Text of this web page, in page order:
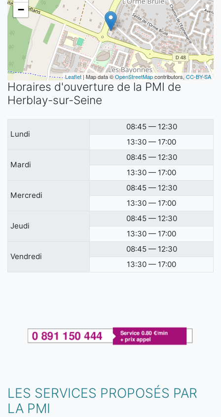
−
Leaflet | Map data ©OpenStreetMapcontributors, CC-BY-SA
Horaires d'ouverture de la PMI de
Herblay-sur-Seine
Lundi
08:45 — 12:30
13:30 — 17:00
Mardi
08:45 — 12:30
13:30 — 17:00
Mercredi
08:45 — 12:30
13:30 — 17:00
Jeudi
08:45 — 12:30
13:30 — 17:00
Vendredi
08:45 — 12:30
13:30 — 17:00
LES SERVICES PROPOSÉS PAR
LA PMI